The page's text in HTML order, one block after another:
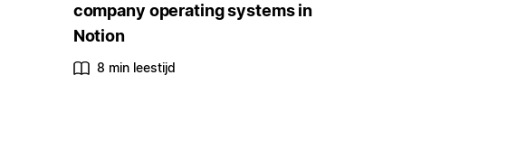
company operating systems in
Notion
8 min leestijd